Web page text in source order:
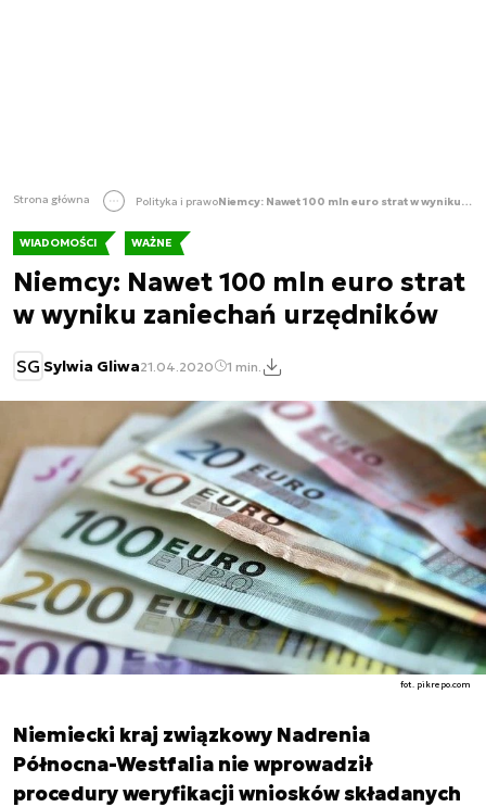
Strona główna Polityka i prawo Niemcy: Nawet 100 mln euro strat w wyniku zaniechań urzędników
WIADOMOŚCI WAŻNE
Niemcy: Nawet 100 mln euro strat
w wyniku zaniechań urzędników
SG Sylwia Gliwa21.04.2020 1 min.
fot. pikrepo.com
Niemiecki kraj związkowy Nadrenia
Północna-Westfalia nie wprowadził
procedury weryfikacji wniosków składanych